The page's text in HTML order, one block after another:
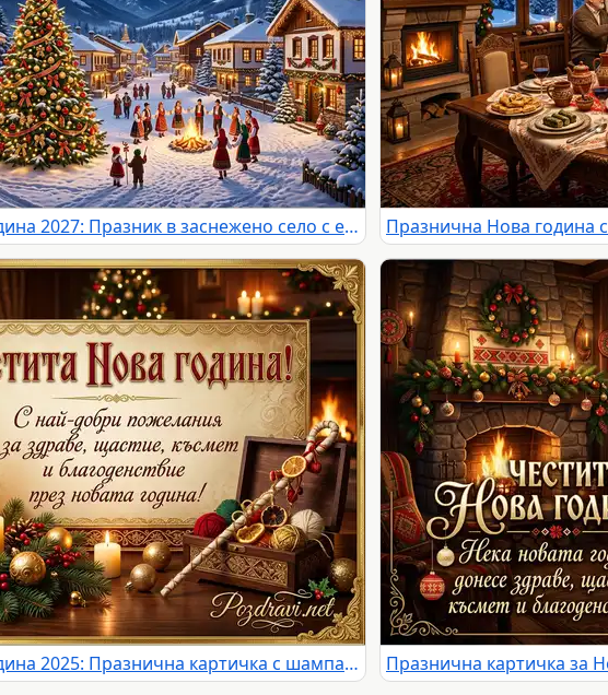
Честита Нова Година 2027: Празник в заснежено село с елха, хоро и фойерверки
Честита Нова година 2025: Празнична картичка с шампанско, свещи и топли пожелания.